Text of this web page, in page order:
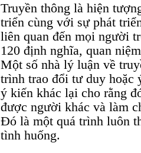
Truyền thông là hiện
triển cùng với sự phát
liên quan đến mọi người
120 định nghĩa, quan
Một số nhà lý luận về
trình trao đổi tư duy hoặc
ý kiến khác lại cho rằng
được người khác và làm
Đó là một quá trình luôn
tình huống.